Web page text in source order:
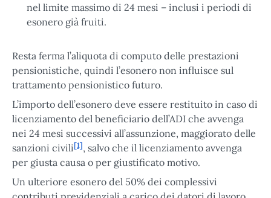
nel limite massimo di 24 mesi – inclusi i periodi di
esonero già fruiti.
Resta ferma l’aliquota di computo delle prestazioni
pensionistiche, quindi l’esonero non influisce sul
trattamento pensionistico futuro.
L’importo dell’esonero deve essere restituito in caso di
licenziamento del beneficiario dell’ADI che avvenga
nei 24 mesi successivi all’assunzione, maggiorato delle
sanzioni civili[1], salvo che il licenziamento avvenga
per giusta causa o per giustificato motivo.
Un ulteriore esonero del 50% dei complessivi